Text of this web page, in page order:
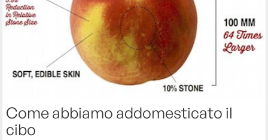
Come abbiamo addomesticato il
cibo